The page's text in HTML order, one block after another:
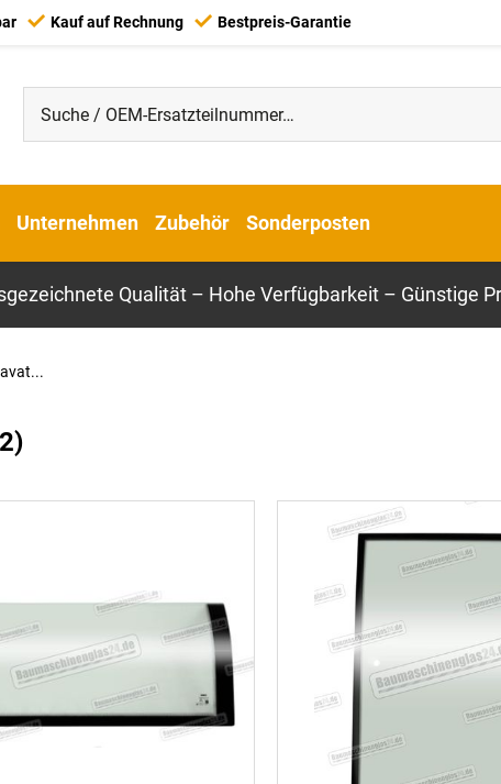
Kauf auf Rechnung Bestpreis-Garantie
Unternehmen Zubehör Sonderposten
Qualität – Hohe Verfügbarkeit – Günstige